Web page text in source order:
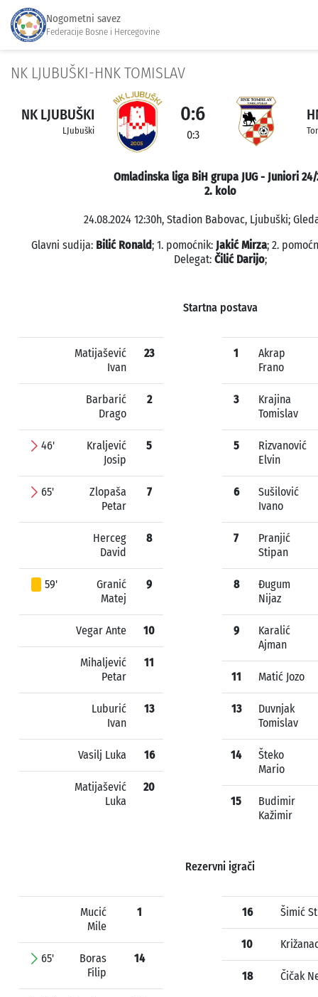
Nogometni savez
Federacije Bosne i Hercegovine
NK LJUBUŠKI-HNK TOMISLAV
NK LJUBUŠKI
LJubuški
0:6
0:3
Omladinska liga BiH grupa JUG - Juniori 24/
2. kolo
24.08.2024 12:30h, Stadion Babovac, Ljubuški;
Glavni sudija: Bilić Ronald; 1. pomoćnik: Jakić Mirza; 2.
Delegat: Čilić Darijo;
Startna postava
Matijašević
Ivan
23
Barbarić
Drago
2
46'
Kraljević
Josip
5
65'
Zlopaša
Petar
7
Herceg
David
8
59'
Granić
Matej
9
Vegar Ante 10
Mihaljević
Petar
11
Luburić
Ivan
13
Vasilj Luka 16
Matijašević
Luka
20
1
Akrap
Frano
3
Krajina
Tomislav
5
Rizvanović
Elvin
6
Sušilović
Ivano
7
Pranjić
Stipan
8
Đugum
Nijaz
9
Karalić
Ajman
11 Matić Jozo
13
Duvnjak
Tomislav
14
Šteko
Mario
15
Budimir
Kažimir
Rezervni igrači
Mucić
Mile
1
65'
Boras
Filip
14
16 Šimić
10
18 Čičak